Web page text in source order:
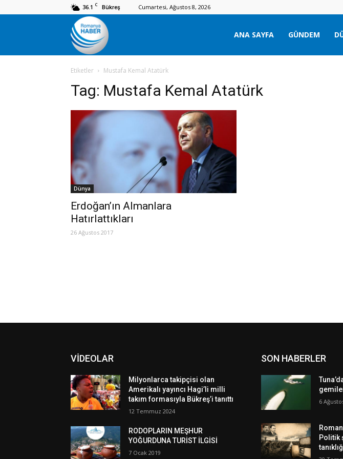
36.1 C Bükreş Cumartesi, Ağustos 8, 2026
Romanya
Haber
ANA SAYFA GÜNDEM
Etiketler Mustafa Kemal Atatürk
Tag: Mustafa Kemal Atatürk
Dünya
Erdoğan’ın Almanlara
Hatırlattıkları
26 Ağustos 2017
VİDEOLAR
Milyonlarca takipçisi olan
Amerikalı yayıncı Hagi’li milli
takım formasıyla Bükreş’i tanıttı
12 Temmuz 2024
RODOPLARIN MEŞHUR
YOĞURDUNA TURİST İLGİSİ
7 Ocak 2019
SON HABERLER
6
Politik